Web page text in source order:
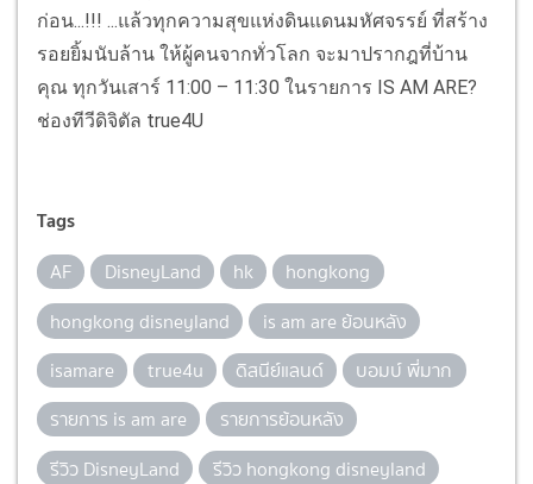
ก่อน...!!! ...แล้วทุกความสุขแห่งดินแดนมหัศจรรย์ ที่สร้าง
รอยยิ้มนับล้าน ให้ผู้คนจากทั่วโลก จะมาปรากฎที่บ้าน
คุณ ทุกวันเสาร์ 11:00 – 11:30 ในรายการ IS AM ARE?
ช่องทีวีดิจิตัล true4U
Tags
AF DisneyLand hk
hongkong
hongkong disneyland
is am are ย้อนหลัง
isamare
true4u ดิสนีย์แลนด์
บอมบ์ พี่มาก
รายการ is am are
รายการย้อนหลัง
รีวิว DisneyLand
รีวิว hongkong disneyland